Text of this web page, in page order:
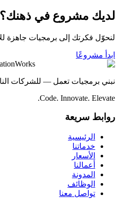
لديك مشروع في ذهنك؟
لنحوّل فكرتك إلى برمجيات جاهزة
ابدأ مشروعًا
نبني برمجيات تعمل — للشركات
Code. Innovate. Elevate.
روابط سريعة
الرئيسية
خدماتنا
الأسعار
أعمالنا
المدونة
الوظائف
تواصل معنا